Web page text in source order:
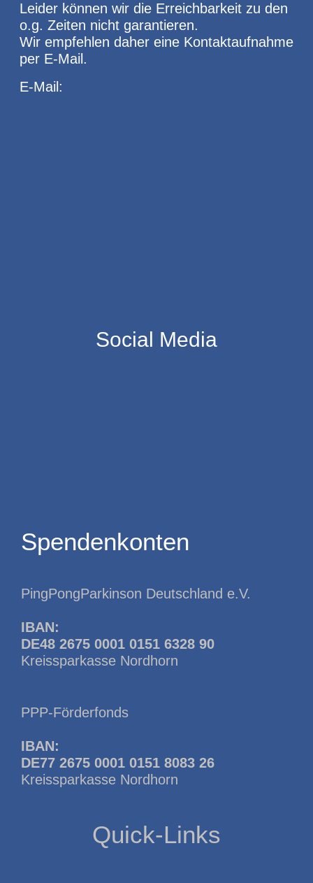
Leider können wir die Erreichbarkeit zu den
o.g. Zeiten nicht garantieren.
Wir empfehlen daher eine Kontaktaufnahme
per E-Mail.
E-Mail:
Social Media
Spendenkonten
PingPongParkinson Deutschland e.V.
IBAN:
DE48 2675 0001 0151 6328 90
Kreissparkasse Nordhorn
PPP-Förderfonds
IBAN:
DE77 2675 0001 0151 8083 26
Kreissparkasse Nordhorn
Quick-Links